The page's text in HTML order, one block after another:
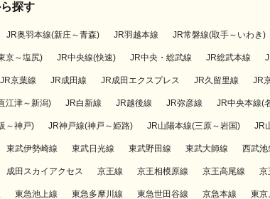
探す
JR奥羽本線(新庄～青森) JR羽越本線 JR常磐線(取手～いわき)
京～塩尻) JR中央線(快速) JR中央・総武線 JR総武本線
JR京葉線 JR成田線 JR成田エクスプレス JR久留里線 JR
江津～新潟) JR白新線 JR越後線 JR弥彦線 JR中央本線(
～神戸) JR神戸線(神戸～姫路) JR山陽本線(三原～岩国) JR
東武伊勢崎線 東武日光線 東武野田線 東武大師線 西武池
成田スカイアクセス 京王線 京王相模原線 京王高尾線 京
東急池上線 東急多摩川線 東急世田谷線 京急本線 東京